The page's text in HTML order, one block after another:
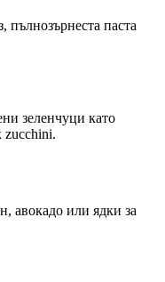
пълнозърнеста паста
зеленчуци като
zucchini.
авокадо или ядки за